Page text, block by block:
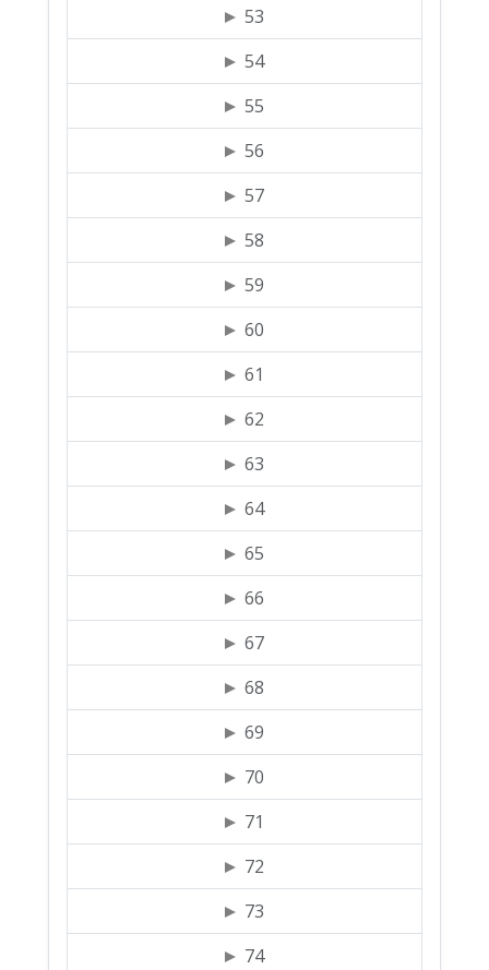
53
54
55
56
57
58
59
60
61
62
63
64
65
66
67
68
69
70
71
72
73
74